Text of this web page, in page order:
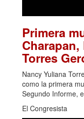
Primera
Torres
Nancy Yuliana
como la primera
Segundo Informe,
El Congresista